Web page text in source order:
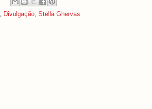
, Divulgação, Stella Ghervas